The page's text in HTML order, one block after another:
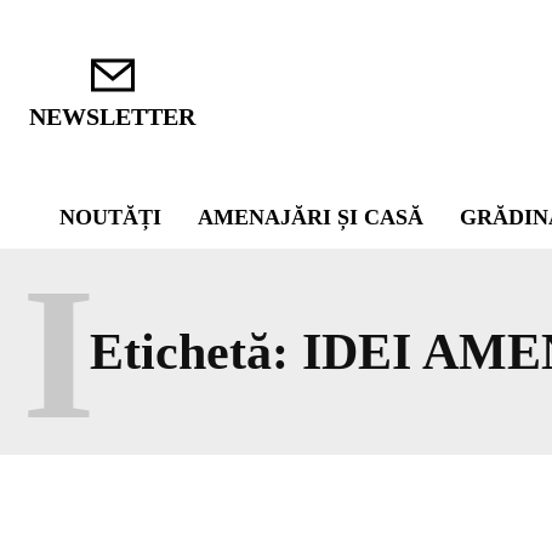
NEWSLETTER
NOUTĂȚI AMENAJĂRI ȘI CASĂ
Etichetă: IDEI
I